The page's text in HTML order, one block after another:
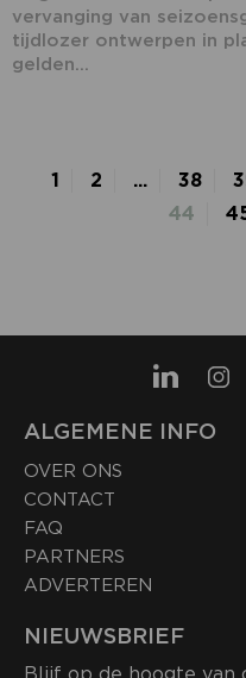
vervanging van
tijdlozer ontwerpen in
gelden...
1 2 ... 38
44
ALGEMENE INFO
OVER ONS
CONTACT
FAQ
PARTNERS
ADVERTEREN
NIEUWSBRIEF